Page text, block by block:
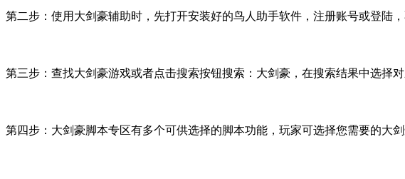
第二步：使用大剑豪辅助时，先打开安装好的鸟人助手软件，注册账号或登陆
第三步：查找大剑豪游戏或者点击搜索按钮搜索：大剑豪，在搜索结果中选择
第四步：大剑豪脚本专区有多个可供选择的脚本功能，玩家可选择您需要的大